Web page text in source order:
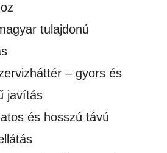
tulajdonú
– gyors és
javítás
és hosszú távú